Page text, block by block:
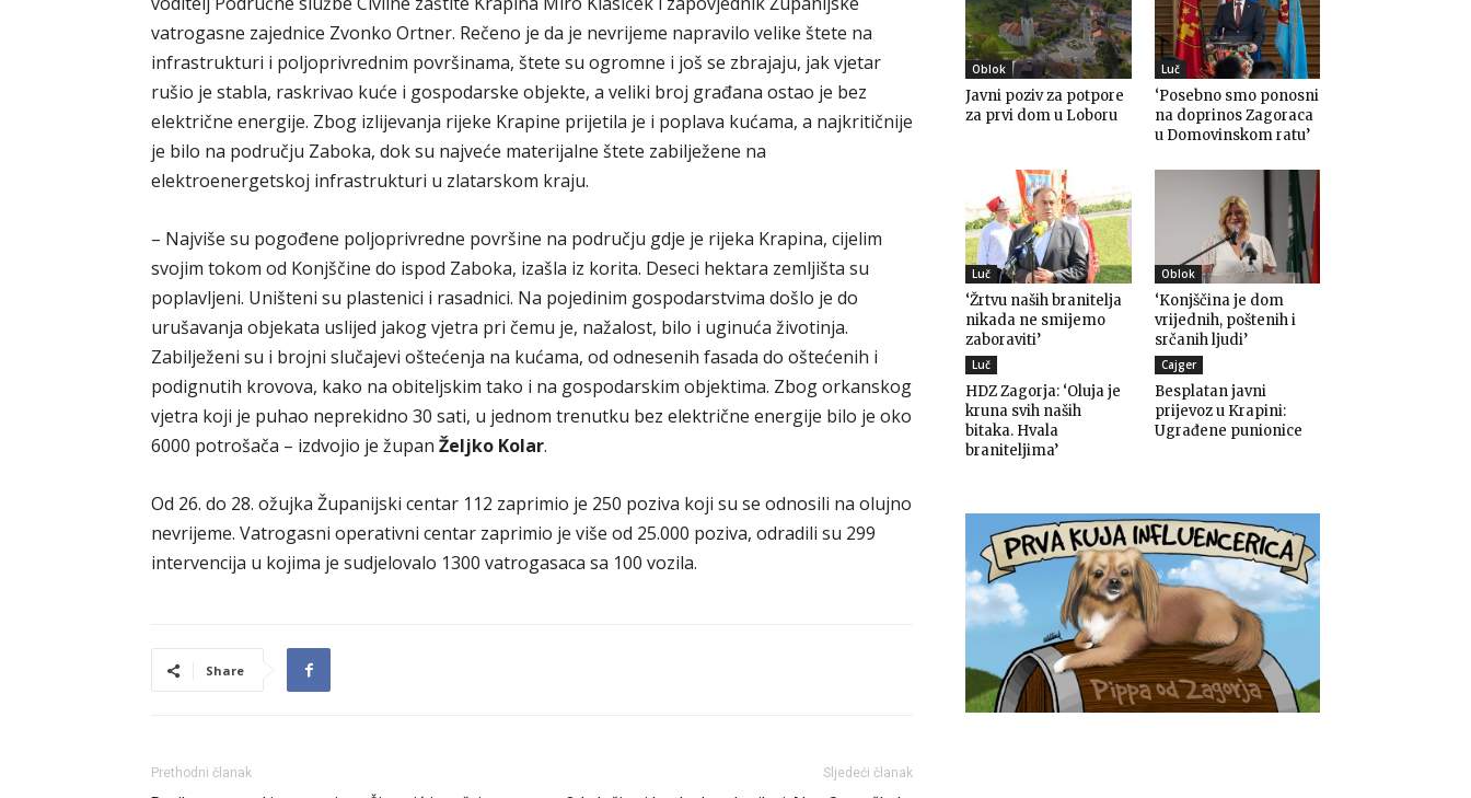
vatrogasne zajednice Zvonko Ortner. Rečeno je da je nevrijeme napravilo velike štete na
infrastrukturi i poljoprivrednim površinama, štete su ogromne i još se zbrajaju, jak vjetar
rušio je stabla, raskrivao kuće i gospodarske objekte, a veliki broj građana ostao je bez
električne energije. Zbog izlijevanja rijeke Krapine prijetila je i poplava kućama, a najkritičnije
je bilo na području Zaboka, dok su najveće materijalne štete zabilježene na
elektroenergetskoj infrastrukturi u zlatarskom kraju.
– Najviše su pogođene poljoprivredne površine na području gdje je rijeka Krapina, cijelim
svojim tokom od Konjščine do ispod Zaboka, izašla iz korita. Deseci hektara zemljišta su
poplavljeni. Uništeni su plastenici i rasadnici. Na pojedinim gospodarstvima došlo je do
urušavanja objekata uslijed jakog vjetra pri čemu je, nažalost, bilo i uginuća životinja.
Zabilježeni su i brojni slučajevi oštećenja na kućama, od odnesenih fasada do oštećenih i
podignutih krovova, kako na obiteljskim tako i na gospodarskim objektima. Zbog orkanskog
vjetra koji je puhao neprekidno 30 sati, u jednom trenutku bez električne energije bilo je oko
6000 potrošača – izdvojio je župan Željko Kolar.
Od 26. do 28. ožujka Županijski centar 112 zaprimio je 250 poziva koji su se odnosili na olujno
nevrijeme. Vatrogasni operativni centar zaprimio je više od 25.000 poziva, odradili su 299
intervencija u kojima je sudjelovalo 1300 vatrogasaca sa 100 vozila.
Share
Prethodni članak Sljedeći članak
Oblok
Javni poziv za potpore
za prvi dom u Loboru
Luč
‘Posebno smo ponosni
na doprinos Zagoraca
u Domovinskom ratu’
Luč
‘Žrtvu naših branitelja
nikada ne smijemo
zaboraviti’
Oblok
‘Konjščina je dom
vrijednih, poštenih i
srčanih ljudi’
Luč
HDZ Zagorja: ‘Oluja je
kruna svih naših
bitaka. Hvala
braniteljima’
Cajger
Besplatan javni
prijevoz u Krapini:
Ugrađene punionice